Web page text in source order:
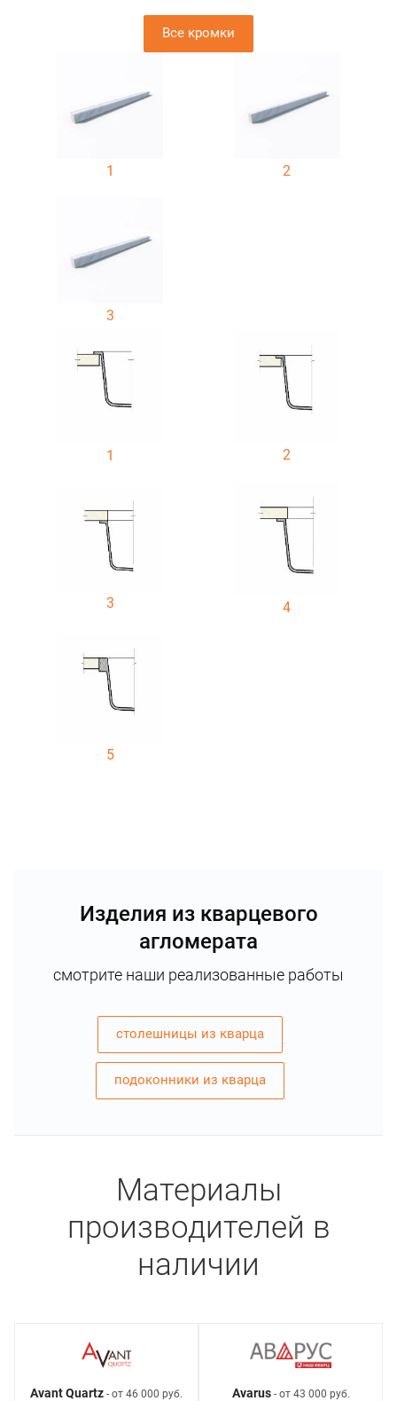
Все кромки
1 2
3
1 2
3 4
5
Изделия из кварцевого
агломерата
смотрите наши реализованные работы
столешницы из кварца
подоконники из кварца
Материалы
производителей в
наличии
Avant Quartz - от 46 000 руб. Avarus- от 43 000 руб.